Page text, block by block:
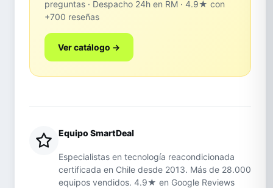
preguntas · Despacho 24h en RM · 4.9★ con
+700 reseñas
Ver catálogo →
Equipo SmartDeal
Especialistas en tecnología reacondicionada
certificada en Chile desde 2013. Más de 28.000
equipos vendidos. 4.9★ en Google Reviews